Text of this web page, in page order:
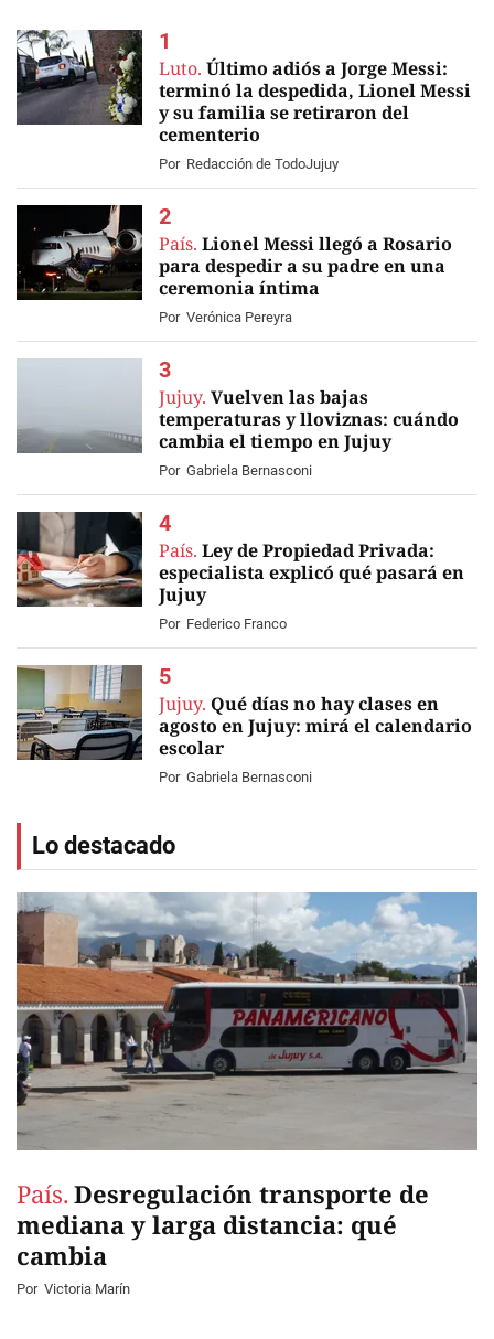
Luto. Último adiós a Jorge Messi:
terminó la despedida, Lionel Messi
y su familia se retiraron del
cementerio
Por Redacción de TodoJujuy
País. Lionel Messi llegó a Rosario
para despedir a su padre en una
ceremonia íntima
Por Verónica Pereyra
Jujuy. Vuelven las bajas
temperaturas y lloviznas: cuándo
cambia el tiempo en Jujuy
Por Gabriela Bernasconi
País. Ley de Propiedad Privada:
especialista explicó qué pasará en
Jujuy
Por Federico Franco
Jujuy. Qué días no hay clases en
agosto en Jujuy: mirá el calendario
escolar
Por Gabriela Bernasconi
Lo destacado
País. Desregulación transporte de
mediana y larga distancia: qué
cambia
Por Victoria Marín